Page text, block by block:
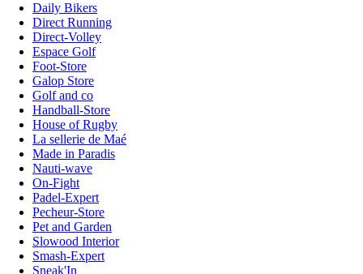
Daily Bikers
Direct Running
Direct-Volley
Espace Golf
Foot-Store
Galop Store
Golf and co
Handball-Store
House of Rugby
La sellerie de Maé
Made in Paradis
Nauti-wave
On-Fight
Padel-Expert
Pecheur-Store
Pet and Garden
Slowood Interior
Smash-Expert
Sneak'In